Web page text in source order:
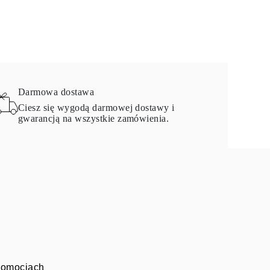
Darmowa dostawa
Ciesz się wygodą darmowej dostawy i
gwarancją na wszystkie zamówienia.